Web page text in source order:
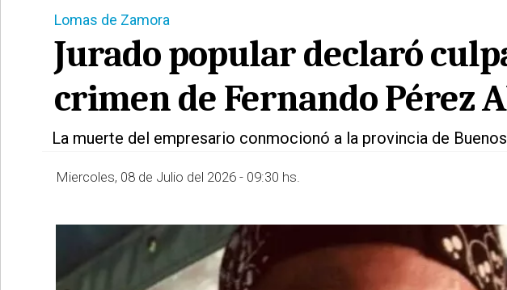
POLICIALES
Lomas de Zamora
Jurado popular declaró
crimen de Fernando Pérez
La muerte del empresario conmocionó a la provincia de
Miercoles, 08 de Julio del 2026 - 09:30 hs.